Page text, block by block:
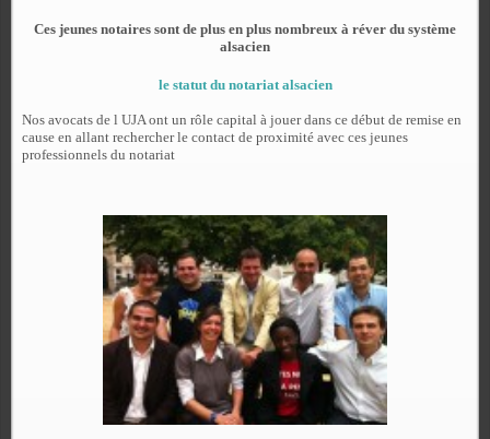
Ces jeunes notaires sont de plus en plus nombreux à réver du système
alsacien
le statut du notariat alsacien
Nos avocats de l UJA ont un rôle capital à jouer dans ce début de remise en
cause en allant rechercher le contact de proximité avec ces jeunes
professionnels du notariat